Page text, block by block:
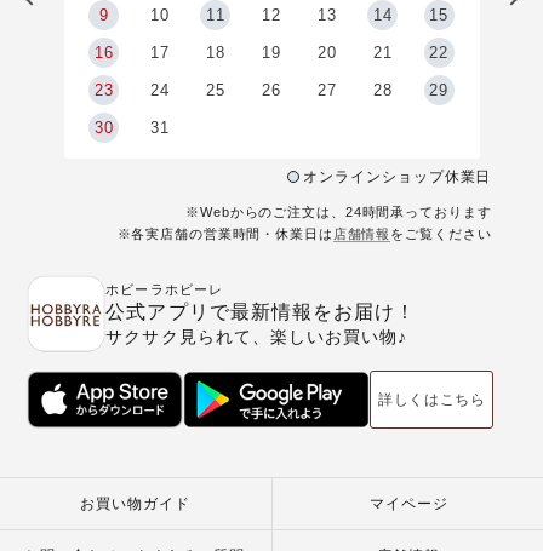
9 10 11 12 13 14 15
16 17 18 19 20 21 22
23 24 25 26 27 28 29
30 31
オンラインショップ休業日
※Webからのご注文は、24時間承っております
※各実店舗の営業時間・休業日は 店舗情報 をご覧ください
ホビーラホビーレ
公式アプリで最新情報をお届け！
サクサク見られて、楽しいお買い物♪
詳しくはこちら
お買い物ガイド マイページ